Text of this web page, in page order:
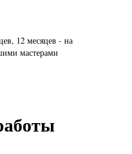
12 месяцев - на
мастерами